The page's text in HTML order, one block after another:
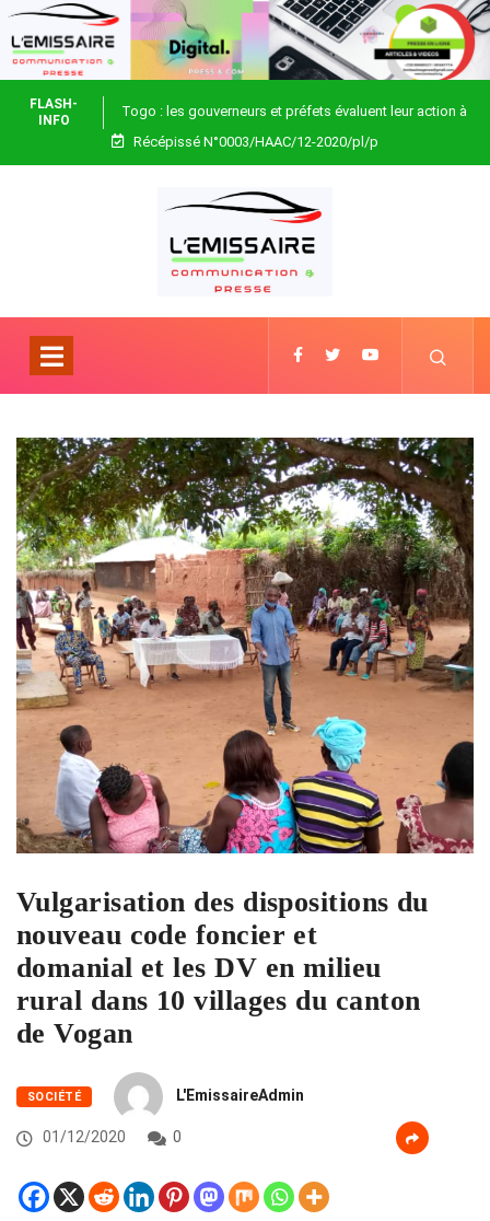
FLASH-
INFO
Togo : les gouverneurs et préfets évaluent leur action à
Blitta
Récépissé N°0003/HAAC/12-2020/pl/p
Vulgarisation des dispositions du
nouveau code foncier et
domanial et les DV en milieu
rural dans 10 villages du canton
de Vogan
SOCIÉTÉ L'EmissaireAdmin
01/12/2020 0